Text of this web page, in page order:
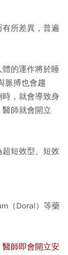
所差異，普遍
的運作將於睡
脈搏也會趨
，就會導致身
師就會開立
短效型、短效
（Doral）等藥
師即會開立安